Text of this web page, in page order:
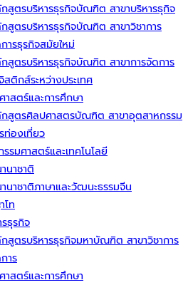
สูตรบริหารธุรกิจบัณฑิต สาขาบริหารธุกิจ
สูตรบริหารธุรกิจบัณฑิต สาขาวิชาการ
ารธุรกิจสมัยใหม่
สูตรบริหารธุรกิจบัณฑิต สาขาการจัดการ
สติกส์ระหว่างประเทศ
สตร์และการศึกษา
สูตรศิลปศาสตรบัณฑิต สาขาอุตสาหกรรม
ท่องเที่ยว
รมศาสตร์และเทคโนโลยี
นาชาติ
นาชาติภาษาและวัฒนะธรรมจีน
ท
ธุรกิจ
สูตรบริหารธุรกิจมหาบัณฑิต สาขาวิชาการ
าร
สตร์และการศึกษา